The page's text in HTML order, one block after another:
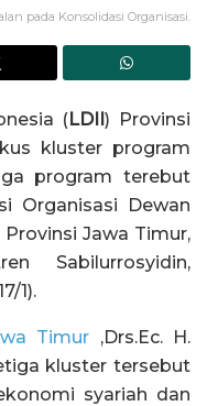
pada Konsolidasi Organisasi.
(LDII) Provinsi
kluster program
program terebut
Organisasi Dewan
Jawa Timur,
Sabilurrosyidin,
1).
Timur ,Drs.Ec. H.
kluster tersebut
syariah dan